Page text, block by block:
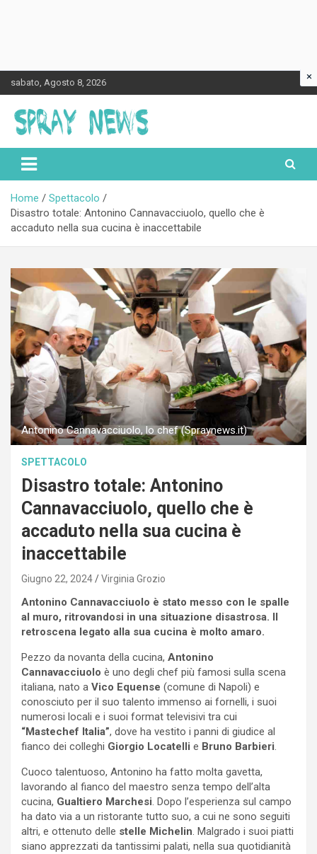
to
content
sabato, Agosto 8, 2026
Spraynews.it
Home
Spettacolo
Disastro totale: Antonino Cannavacciuolo, quello che è
accaduto nella sua cucina è inaccettabile
Antonino Cannavacciuolo, lo chef (Spraynews.it)
SPETTACOLO
Disastro totale: Antonino
Cannavacciuolo, quello che è
accaduto nella sua cucina è
inaccettabile
Giugno 22, 2024 Virginia Grozio
Antonino Cannavacciuolo è stato messo con le spalle
al muro, ritrovandosi in una situazione disastrosa. Il
retroscena legato alla sua cucina è molto amaro.
Pezzo da novanta della cucina, Antonino
Cannavacciuolo è uno degli chef più famosi sulla scena
italiana, nato a Vico Equense (comune di Napoli) e
conosciuto per il suo talento immenso ai fornelli, i suoi
numerosi locali e i suoi format televisivi tra cui
“Mastechef Italia”, dove ha vestito i panni di giudice al
fianco dei colleghi Giorgio Locatelli e Bruno Barbieri.
Cuoco talentuoso, Antonino ha fatto molta gavetta,
lavorando al fianco del maestro senza tempo dell’alta
cucina, Gualtiero Marchesi. Dopo l’esperienza sul campo
ha dato via a un ristorante tutto suo, a cui ne sono seguiti
altri, e ottenuto delle stelle Michelin. Malgrado i suoi piatti
siano apprezzati da tantissimi palati, nella sua quotidianità
×